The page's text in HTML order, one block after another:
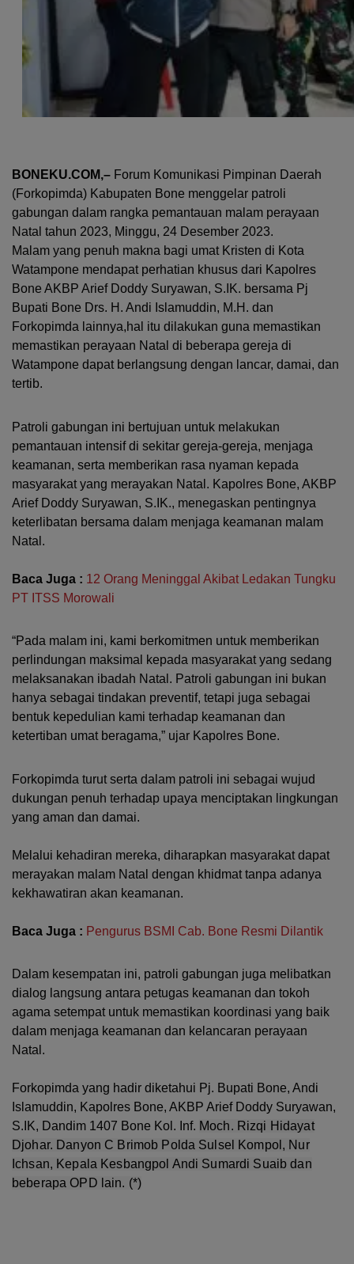
BONEKU.COM,– Forum Komunikasi Pimpinan Daerah
(Forkopimda) Kabupaten Bone menggelar patroli
gabungan dalam rangka pemantauan malam perayaan
Natal tahun 2023, Minggu, 24 Desember 2023.
Malam yang penuh makna bagi umat Kristen di Kota
Watampone mendapat perhatian khusus dari Kapolres
Bone AKBP Arief Doddy Suryawan, S.IK. bersama Pj
Bupati Bone Drs. H. Andi Islamuddin, M.H. dan
Forkopimda lainnya,hal itu dilakukan guna memastikan
memastikan perayaan Natal di beberapa gereja di
Watampone dapat berlangsung dengan lancar, damai, dan
tertib.
Patroli gabungan ini bertujuan untuk melakukan
pemantauan intensif di sekitar gereja-gereja, menjaga
keamanan, serta memberikan rasa nyaman kepada
masyarakat yang merayakan Natal. Kapolres Bone, AKBP
Arief Doddy Suryawan, S.IK., menegaskan pentingnya
keterlibatan bersama dalam menjaga keamanan malam
Natal.
Baca Juga : 12 Orang Meninggal Akibat Ledakan Tungku
PT ITSS Morowali
“Pada malam ini, kami berkomitmen untuk memberikan
perlindungan maksimal kepada masyarakat yang sedang
melaksanakan ibadah Natal. Patroli gabungan ini bukan
hanya sebagai tindakan preventif, tetapi juga sebagai
bentuk kepedulian kami terhadap keamanan dan
ketertiban umat beragama,” ujar Kapolres Bone.
Forkopimda turut serta dalam patroli ini sebagai wujud
dukungan penuh terhadap upaya menciptakan lingkungan
yang aman dan damai.
Melalui kehadiran mereka, diharapkan masyarakat dapat
merayakan malam Natal dengan khidmat tanpa adanya
kekhawatiran akan keamanan.
Baca Juga : Pengurus BSMI Cab. Bone Resmi Dilantik
Dalam kesempatan ini, patroli gabungan juga melibatkan
dialog langsung antara petugas keamanan dan tokoh
agama setempat untuk memastikan koordinasi yang baik
dalam menjaga keamanan dan kelancaran perayaan
Natal.
Forkopimda yang hadir diketahui Pj. Bupati Bone, Andi
Islamuddin, Kapolres Bone, AKBP Arief Doddy Suryawan,
S.IK, Dandim 1407 Bone Kol. Inf. Moch. Rizqi Hidayat
Djohar. Danyon C Brimob Polda Sulsel Kompol, Nur
Ichsan, Kepala Kesbangpol Andi Sumardi Suaib dan
beberapa OPD lain. (*)